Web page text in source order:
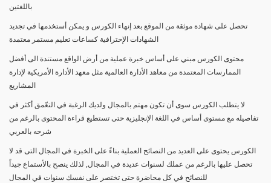
باللغتين
تحصل على شهادة موثقة من الموقع بعد إنهاء الكورس و يمكن أستخدمها في تجديد
الشهادات الإحترافية كساعات تعليم مستمر معتمدة
محتوى الكورس مبني على أساس خبرة عملية من أرض الواقع مستندة الى أفضل
الممارسات المعتمدة من معاهد الأدارة العالمية مثل معهد الأدارة الأمريكية لإدارة
المشاريع
لا يتطلب الكورس سوى أن تكون مهتم بالمجال ولديك الرغبة في التعّمق أكثر في
تفاصيله مع مستوى أساس في اللغة الإنجليزية حتى تستطيع قراءة المحتوى بالرغم من
شرحه بالعربي
الكورس يحتوى على العديد من النصائح العملية بناءً على الخبرة في المجال التى قد لا
تحصل عليها بالرغم من عملك لسنوات عديدة في المجال, لذلك ينصح بالأستماع جيداً
للنصائح في كل محاضرة حتى تختصر على نفسك سنوات في المجال